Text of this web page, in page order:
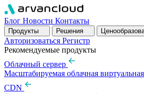
Блог Новости Контакты
Продукты Решения
Авторизоваться Pегистр
Рекомендуемые продукты
Облачный сервер
Масштабируемая облачная
CDN